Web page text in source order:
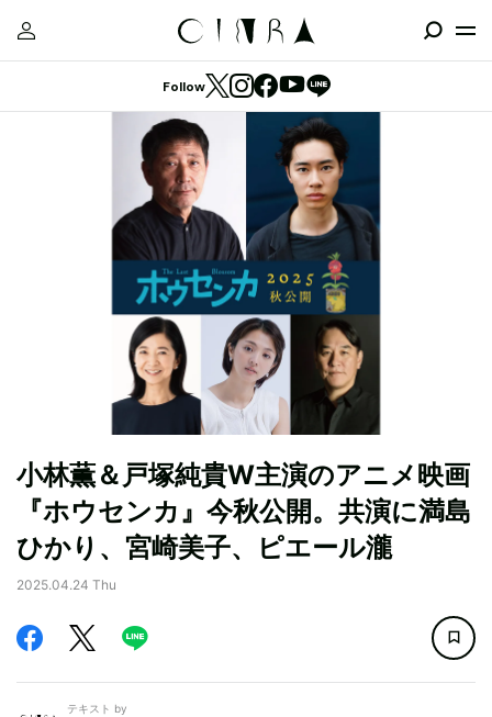
Follow
小林薫＆戸塚純貴W主演のアニメ映画
『ホウセンカ』今秋公開。共演に満島
ひかり、宮崎美子、ピエール瀧
2025.04.24 Thu
テキスト by